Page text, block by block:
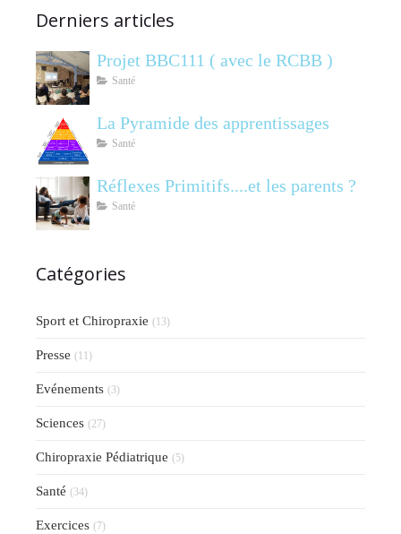
Derniers articles
Projet BBC111 ( avec le RCBB )
Santé
La Pyramide des apprentissages
Santé
Réflexes Primitifs....et les parents ?
Santé
Catégories
Sport et Chiropraxie (13)
Presse (11)
Evénements (3)
Sciences (27)
Chiropraxie Pédiatrique (5)
Santé (34)
Exercices (7)